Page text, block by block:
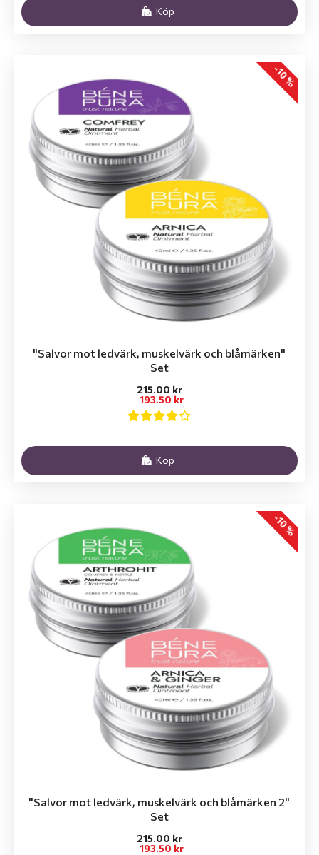
Köp
-10 %
"Salvor mot ledvärk, muskelvärk och blåmärken"
Set
193.50 kr
215.00 kr
Köp
-10 %
"Salvor mot ledvärk, muskelvärk och blåmärken 2"
Set
193.50 kr
215.00 kr